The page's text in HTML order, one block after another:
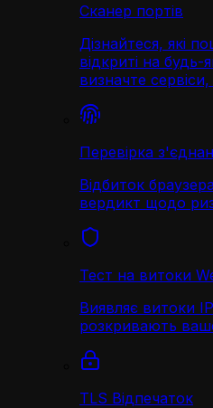
Сканер портів
Дізнайтеся, які
відкриті на будь-
визначте
Перевірка
Відбиток
вердикт щодо
Тест на витоки
Виявляє витоки
розкривають
TLS Відпечаток